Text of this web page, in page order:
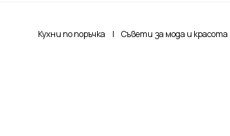
Кухни по поръчка | Съвети за мода и красота